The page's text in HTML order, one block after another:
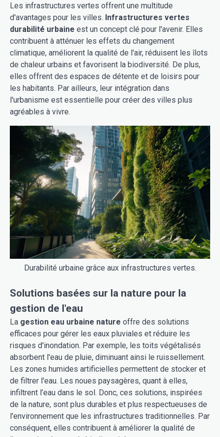
Les infrastructures vertes offrent une multitude
d'avantages pour les villes. Infrastructures vertes
durabilité urbaine est un concept clé pour l'avenir. Elles
contribuent à atténuer les effets du changement
climatique, améliorent la qualité de l'air, réduisent les îlots
de chaleur urbains et favorisent la biodiversité. De plus,
elles offrent des espaces de détente et de loisirs pour
les habitants. Par ailleurs, leur intégration dans
l'urbanisme est essentielle pour créer des villes plus
agréables à vivre.
Durabilité urbaine grâce aux infrastructures vertes.
Solutions basées sur la nature pour la
gestion de l'eau
La gestion eau urbaine nature offre des solutions
efficaces pour gérer les eaux pluviales et réduire les
risques d'inondation. Par exemple, les toits végétalisés
absorbent l'eau de pluie, diminuant ainsi le ruissellement.
Les zones humides artificielles permettent de stocker et
de filtrer l'eau. Les noues paysagères, quant à elles,
infiltrent l’eau dans le sol. Donc, ces solutions, inspirées
de la nature, sont plus durables et plus respectueuses de
l'environnement que les infrastructures traditionnelles. Par
conséquent, elles contribuent à améliorer la qualité de